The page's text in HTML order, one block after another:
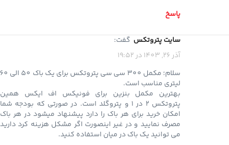
پاسخ
سایت پتروتکس گفت:
آذر 26, 1403 در 19:52
سلام؛ مکمل 300 سی سی پتروتکس برای یک باک 50 الی 60
لیتری مناسب است.
بهترین مکمل بنزین برای فونیکس اف ایکس همین
پتروتکس 2 در 1 و پتروگلد است. در صورتی که بودجه شما
امکان خرید برای هر باک را دارد پیشنهاد میشود در هر باک
مصرف نمایید و در غیر اینصورت اگر مشکل هزینه کرد دارید
می توانید یک باک در میان استفاده کنید.